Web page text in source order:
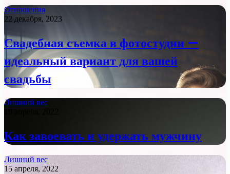
Отношения
22 декабря, 2023
Свадебная съемка в фотостудии —
идеальный вариант для вашей
свадьбы
Лишний вес
Как завоевать и удержать мужчину
Лишний вес
15 апреля, 2022